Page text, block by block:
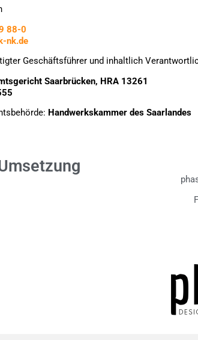
88-0
nk.de
Geschäftsführer und inhaltlich
Saarbrücken, HRA 13261
Handwerkskammer des Saarlandes